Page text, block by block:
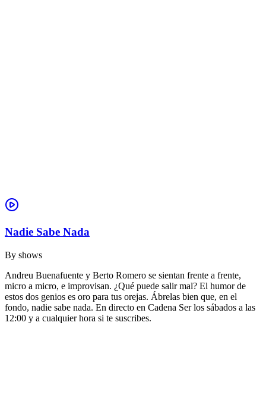
Nadie Sabe Nada
By shows
Andreu Buenafuente y Berto Romero se sientan frente a frente,
micro a micro, e improvisan. ¿Qué puede salir mal? El humor de
estos dos genios es oro para tus orejas. Ábrelas bien que, en el
fondo, nadie sabe nada. En directo en Cadena Ser los sábados a las
12:00 y a cualquier hora si te suscribes.